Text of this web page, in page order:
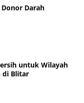
Donor Darah
untuk Wilayah
di Blitar